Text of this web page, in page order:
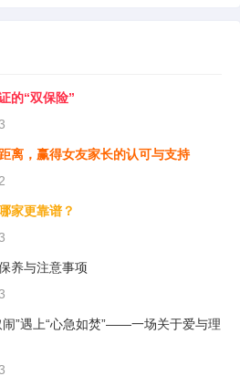
的“双保险”
离，赢得女友家长的认可与支持
家更靠谱？
养与注意事项
闹”遇上“心急如焚”——一场关于爱与理